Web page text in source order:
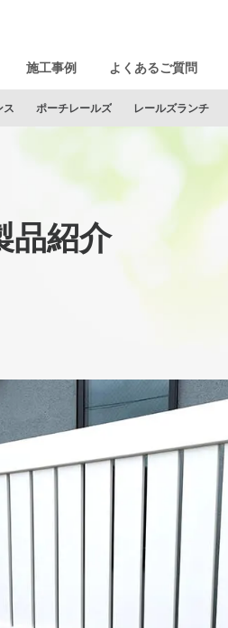
施工事例 よくあるご質問
ス ポーチレールズ レールズランチ
品紹介